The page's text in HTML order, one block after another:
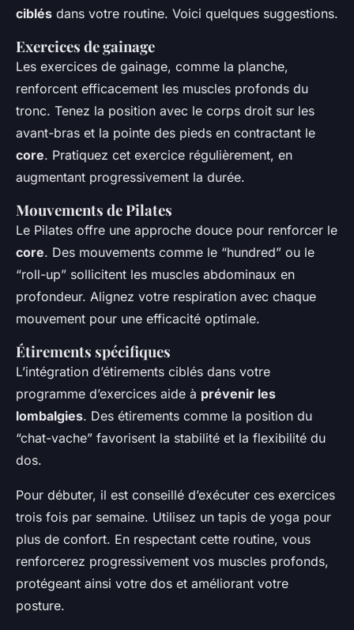
ciblés dans votre routine. Voici quelques suggestions.
Exercices de gainage
Les exercices de gainage, comme la planche,
renforcent efficacement les muscles profonds du
tronc. Tenez la position avec le corps droit sur les
avant-bras et la pointe des pieds en contractant le
core. Pratiquez cet exercice régulièrement, en
augmentant progressivement la durée.
Mouvements de Pilates
Le Pilates offre une approche douce pour renforcer le
core. Des mouvements comme le “hundred” ou le
“roll-up” sollicitent les muscles abdominaux en
profondeur. Alignez votre respiration avec chaque
mouvement pour une efficacité optimale.
Étirements spécifiques
L’intégration d’étirements ciblés dans votre
programme d’exercices aide à prévenir les
lombalgies. Des étirements comme la position du
“chat-vache” favorisent la stabilité et la flexibilité du
dos.
Pour débuter, il est conseillé d’exécuter ces exercices
trois fois par semaine. Utilisez un tapis de yoga pour
plus de confort. En respectant cette routine, vous
renforcerez progressivement vos muscles profonds,
protégeant ainsi votre dos et améliorant votre
posture.